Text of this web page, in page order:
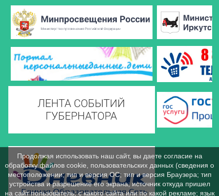
Продолжая использовать наш сайт, вы даете согласие на
обработку файлов cookie, пользовательских данных (сведения о
местоположении; тип и версия ОС; тип и версия Браузера; тип
устройства и разрешение его экрана; источник откуда пришел
на сайт пользователь; с какого сайта или по какой рекламе; язык